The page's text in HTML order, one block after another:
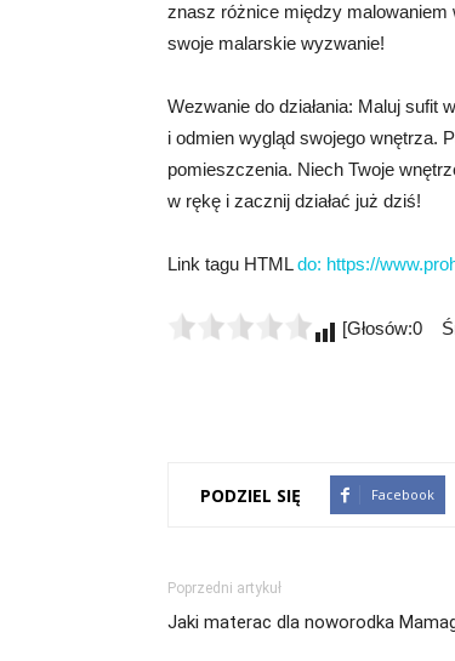
znasz różnice między malowaniem
swoje malarskie wyzwanie!
Wezwanie do działania: Maluj sufit
i odmien wygląd swojego wnętrza.
pomieszczenia. Niech Twoje
w rękę i zacznij działać już dziś!
Link tagu HTMLdo: https://
[Głosów:0
PODZIEL SIĘ Facebook
Poprzedni artykuł
Jaki materac dla noworodka